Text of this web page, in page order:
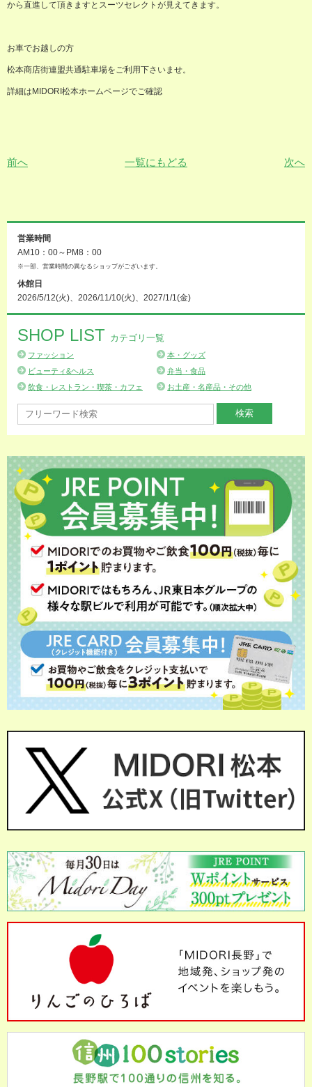
から直進して頂きますとスーツセレクトが見えてきます。
お車でお越しの方
松本商店街連盟共通駐車場をご利用下さいませ。
詳細は MIDORI 松本ホームページでご確認
前へ 一覧にもどる 次へ
営業時間
AM10：00～PM8：00
※一部、営業時間の異なるショップがございます。
休館日
2026/5/12(火)、2026/11/10(火)、2027/1/1(金)
SHOP LIST カテゴリ一覧
ファッション
本・グッズ
ビューティ&ヘルス
弁当・食品
飲食・レストラン・喫茶・カフェ
お土産・名産品・その他